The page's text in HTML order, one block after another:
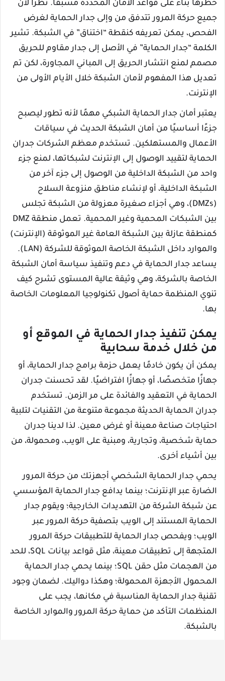
حظرها بناءً على قواعد الأمان المحددة مسبقًا. نظرًا لأن
جميع حركة المرور تتدفق من وإلى جدار الحماية لغرض
الفحص، يمكن تعريفه كنقطة “اختناق” في الشبكة. تشير
الكلمة “جدار الحماية” في الأصل إلى جدار مقاوم للحريق
مصمم لمنع انتشار الحريق إلى المباني المجاورة، لكن تم
تعديل هذا المفهوم لأمان الشبكة خلال الأيام الأولى من
الإنترنت.
يعتبر أمان جدار الحماية الشبكي مهمًا لأنه تطور ليصبح
جزءًا أساسيًا من أمان الشبكة الحديث في سياقات
الأعمال والمستهلكين. تستخدم معظم الشركات جدران
الحماية لتقييد الوصول إلى الإنترنت لشبكاتها، لمنع جزء
واحد من الشبكة الداخلية من الوصول إلى جزء آخر من
الشبكة الداخلية، أو لإنشاء مناطق منزوعة السلاح
(DMZs)، وهي أجزاء صغيرة معزولة من الشبكة تجلس
بين الشبكات المحمية وغير المحمية. تعمل منطقة DMZ
كمنطقة عازلة بين الشبكة العامة غير الموثوقة (الإنترنت)
والموارد داخل الشبكة الخاصة الموثوقة للشركة (LAN).
يساعد جدار الحماية في دعم وتنفيذ سياسة أمان الشبكة
الخاصة بالشركة، وهي وثيقة عالية المستوى تشرح كيف
تنوي المنظمة حماية أصول تكنولوجيا المعلومات الخاصة
بها.
يمكن تنفيذ جدار الحماية في الموقع أو
من خلال خدمة سحابية
يمكن أن يكون خادمًا يعمل حزمة برامج جدار الحماية، أو
جهازًا متخصصًا، أو جهازًا افتراضيًا. لقد تحسنت جدران
الحماية في التعقيد والفائدة على مر الزمن. تستخدم
جدران الحماية الحديثة مجموعة متنوعة من التقنيات لتلبية
احتياجات صناعة معينة أو غرض معين. لذا لدينا جدران
حماية شخصية، وتجارية، ومبنية على الويب، ومحمولة، من
بين أشياء أخرى.
يحمي جدار الحماية الشخصي أجهزتك من حركة المرور
الضارة عبر الإنترنت؛ بينما يدافع جدار الحماية المؤسسي
عن شبكة الشركة من التهديدات الخارجية؛ ويقوم جدار
الحماية المستند إلى الويب بتصفية حركة المرور عبر
الويب؛ ويفحص جدار الحماية للتطبيقات حركة المرور
المتجهة إلى تطبيقات معينة، مثل قواعد بيانات SQL، للحد
من الهجمات مثل حقن SQL؛ بينما يحمي جدار الحماية
المحمول الأجهزة المحمولة؛ وهكذا دواليك. لضمان وجود
تقنية جدار الحماية المناسبة في مكانها، يجب على
المنظمات التأكد من حماية حركة المرور والموارد الخاصة
بالشبكة.